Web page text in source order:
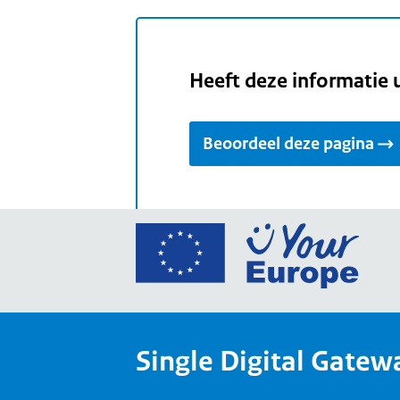
Heeft deze informatie
Beoordeel deze pagina
Ga
Your
Single Digital